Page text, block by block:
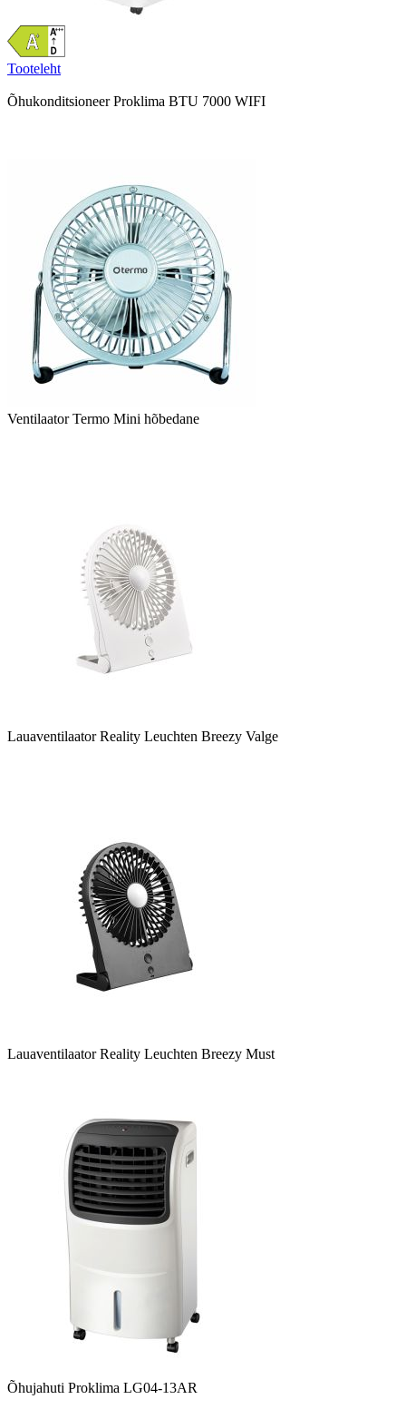
Tooteleht
Õhukonditsioneer Proklima BTU 7000 WIFI
Ventilaator Termo Mini hõbedane
Lauaventilaator Reality Leuchten Breezy Valge
Lauaventilaator Reality Leuchten Breezy Must
Õhujahuti Proklima LG04-13AR